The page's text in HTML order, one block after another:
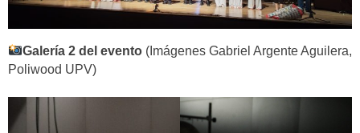
Galería 2 del evento(Imágenes Gabriel Argente Aguilera,
Poliwood UPV)